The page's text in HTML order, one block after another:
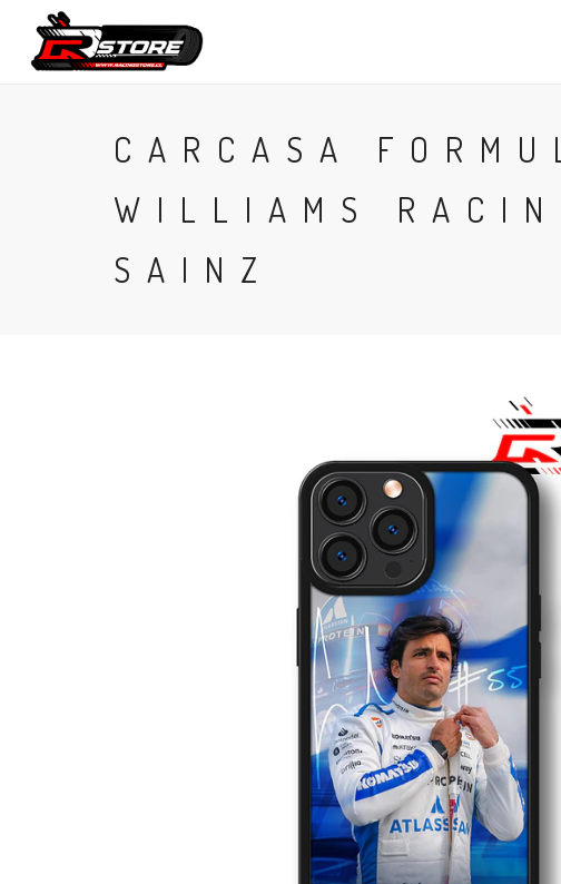
CARCASA
WILLIAMS
SAINZ